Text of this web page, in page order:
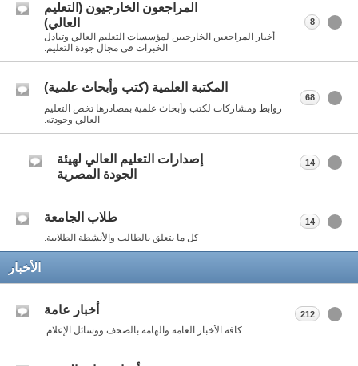
المراجعون الخارجيون (التعليم
العالي)
أخبار المراجعين الخارجيين لمؤسسات التعليم العالي وتبادل
الخبرات في مجال جودة التعليم.
8
المكتبة العلمية (كتب وأبحاث علمية)
روابط ومشاركات لكتب وأبحاث علمية بمصادرها تخص التعليم
العالي وجودته.
68
إصدارات التعليم العالي لهيئة
الجودة المصرية
14
طلاب الجامعة
كل ما يتعلق بالطالب والأنشطة الطلابية.
14
الأخبار
أخبار عامة
كافة الأخبار العامة والهامة بالصحف ووسائل الإعلام.
212